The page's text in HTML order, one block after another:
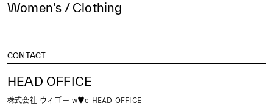
Women's / Clothing
CONTACT
HEAD OFFICE
株式会社 ウィゴー w♥c HEAD OFFICE